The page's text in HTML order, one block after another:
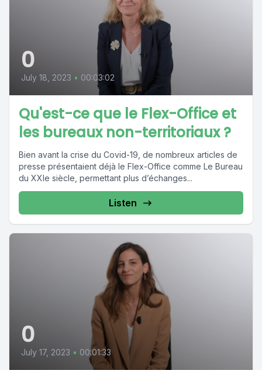
0
July 18, 2023 • 00:03:02
Qu'est-ce que le Flex-Office et
les bureaux non-territoriaux ?
Bien avant la crise du Covid-19, de nombreux articles de
presse présentaient déjà le Flex-Office comme Le Bureau
du XXIe siècle, permettant plus d’échanges...
Listen
0
July 17, 2023 • 00:01:33